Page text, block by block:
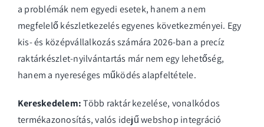
a problémák nem egyedi esetek, hanem a nem
megfelelő készletkezelés egyenes következményei. Egy
kis- és középvállalkozás számára 2026-ban a precíz
raktárkészlet-nyilvántartás már nem egy lehetőség,
hanem a nyereséges működés alapfeltétele.
Kereskedelem:Több raktár kezelése, vonalkódos
termékazonosítás, valós idejű webshop integráció